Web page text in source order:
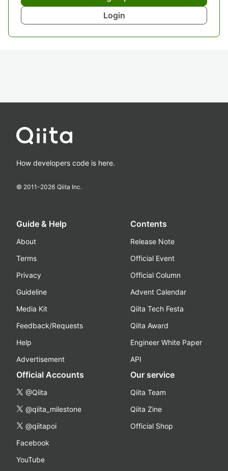
Login
How developers code is here.
© 2011-2026 Qiita Inc.
Guide & Help
About
Terms
Privacy
Guideline
Media Kit
Feedback/Requests
Help
Advertisement
Contents
Release Note
Official Event
Official Column
Advent Calendar
Qiita Tech Festa
Qiita Award
Engineer White Paper
API
Official Accounts
@Qiita
@qiita_milestone
@qiitapoi
Facebook
YouTube
Our service
Qiita Team
Qiita Zine
Official Shop